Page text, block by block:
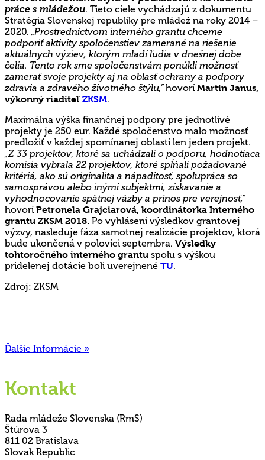
práce s mládežou. Tieto ciele vychádzajú z dokumentu
Stratégia Slovenskej republiky pre mládež na roky 2014 –
2020. „Prostredníctvom interného grantu chceme
podporiť aktivity spoločenstiev zamerané na riešenie
aktuálnych výziev, ktorým mladí ľudia v dnešnej dobe
čelia. Tento rok sme spoločenstvám ponúkli možnosť
zamerať svoje projekty aj na oblasť ochrany a podpory
zdravia a zdravého životného štýlu,”hovorí Martin Janus,
výkonný riaditeľ ZKSM.
Maximálna výška finančnej podpory pre jednotlivé
projekty je 250 eur. Každé spoločenstvo malo možnosť
predložiť v každej spomínanej oblasti len jeden projekt.
„Z 33 projektov, ktoré sa uchádzali o podporu, hodnotiaca
komisia vybrala 22 projektov, ktoré spĺňali požadované
kritériá, ako sú originalita a nápaditosť, spolupráca so
samosprávou alebo inými subjektmi, získavanie a
vyhodnocovanie spätnej väzby a prínos pre verejnosť,”
hovorí Petronela Grajciarová, koordinátorka Interného
grantu ZKSM 2018. Po vyhlásení výsledkov grantovej
výzvy, nasleduje fáza samotnej realizácie projektov, ktorá
bude ukončená v polovici septembra. Výsledky
tohtoročného interného grantu spolu s výškou
pridelenej dotácie boli uverejnené TU.
Zdroj: ZKSM
Ďalšie Informácie »
Kontakt
Rada mládeže Slovenska (RmS)
Štúrova 3
811 02 Bratislava
Slovak Republic